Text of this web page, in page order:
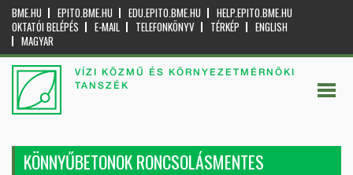
BME.HU EPITO.BME.HU EDU.EPITO.BME.HU
HELP.EPITO.BME.HU
OKTATÓI BELÉPÉS
E-MAIL TELEFONKÖNYV TÉRKÉP
ENGLISH
MAGYAR
VÍZI KÖZMŰ ÉS KÖRNYEZETMÉRNÖKI
TANSZÉK
KÖNNYŰBETONOK RONCSOLÁSMENTES